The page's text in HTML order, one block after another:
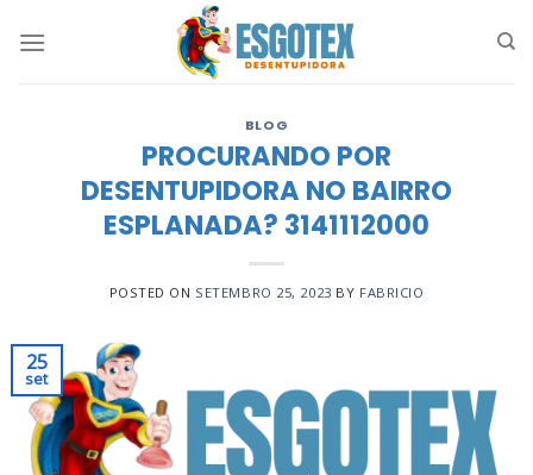
BLOG
PROCURANDO POR
DESENTUPIDORA NO BAIRRO
ESPLANADA? 3141112000
POSTED ON SETEMBRO 25, 2023 BY FABRICIO
25
set